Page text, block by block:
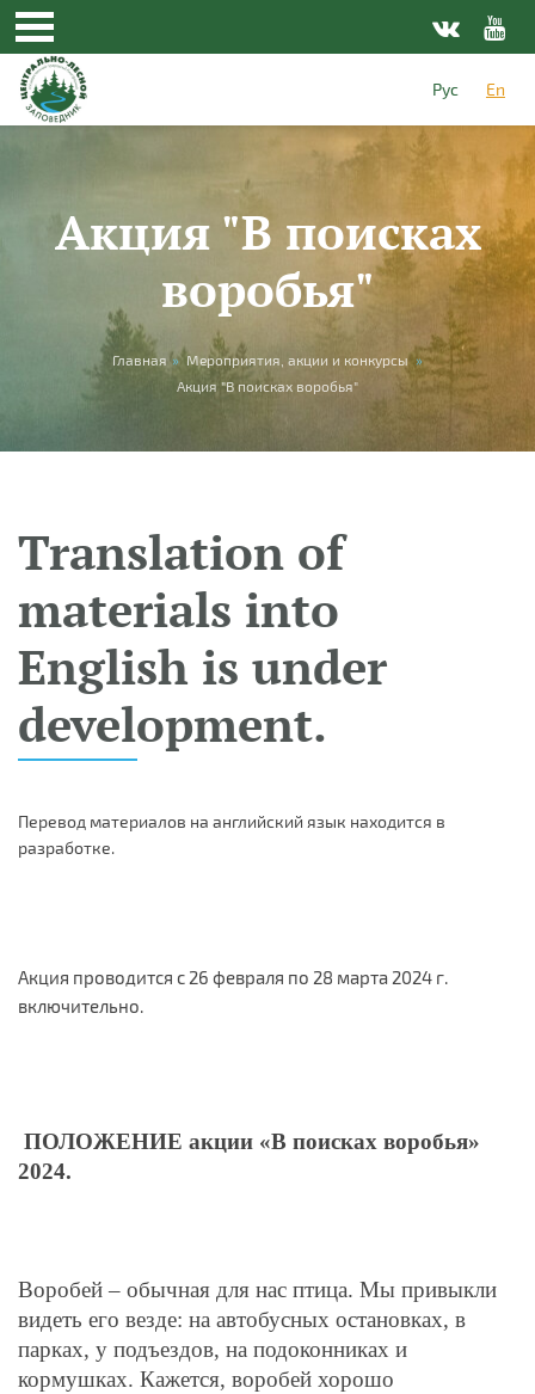
Skip to main content
Рус
En
Акция "В поисках
воробья"
You are here
Главная » Мероприятия, акции и конкурсы »
Акция "В поисках воробья"
Translation of
materials into
English is under
development.
Перевод материалов на английский язык находится в
разработке.
Акция проводится с 26 февраля по 28 марта 2024 г.
включительно.
ПОЛОЖЕНИЕ акции «В поисках воробья»
2024.
Воробей – обычная для нас птица. Мы привыкли
видеть его везде: на автобусных остановках, в
парках, у подъездов, на подоконниках и
кормушках. Кажется, воробей хорошо